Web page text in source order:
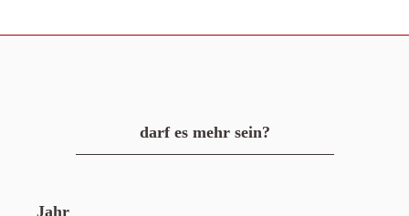
darf es mehr sein?
Jahr